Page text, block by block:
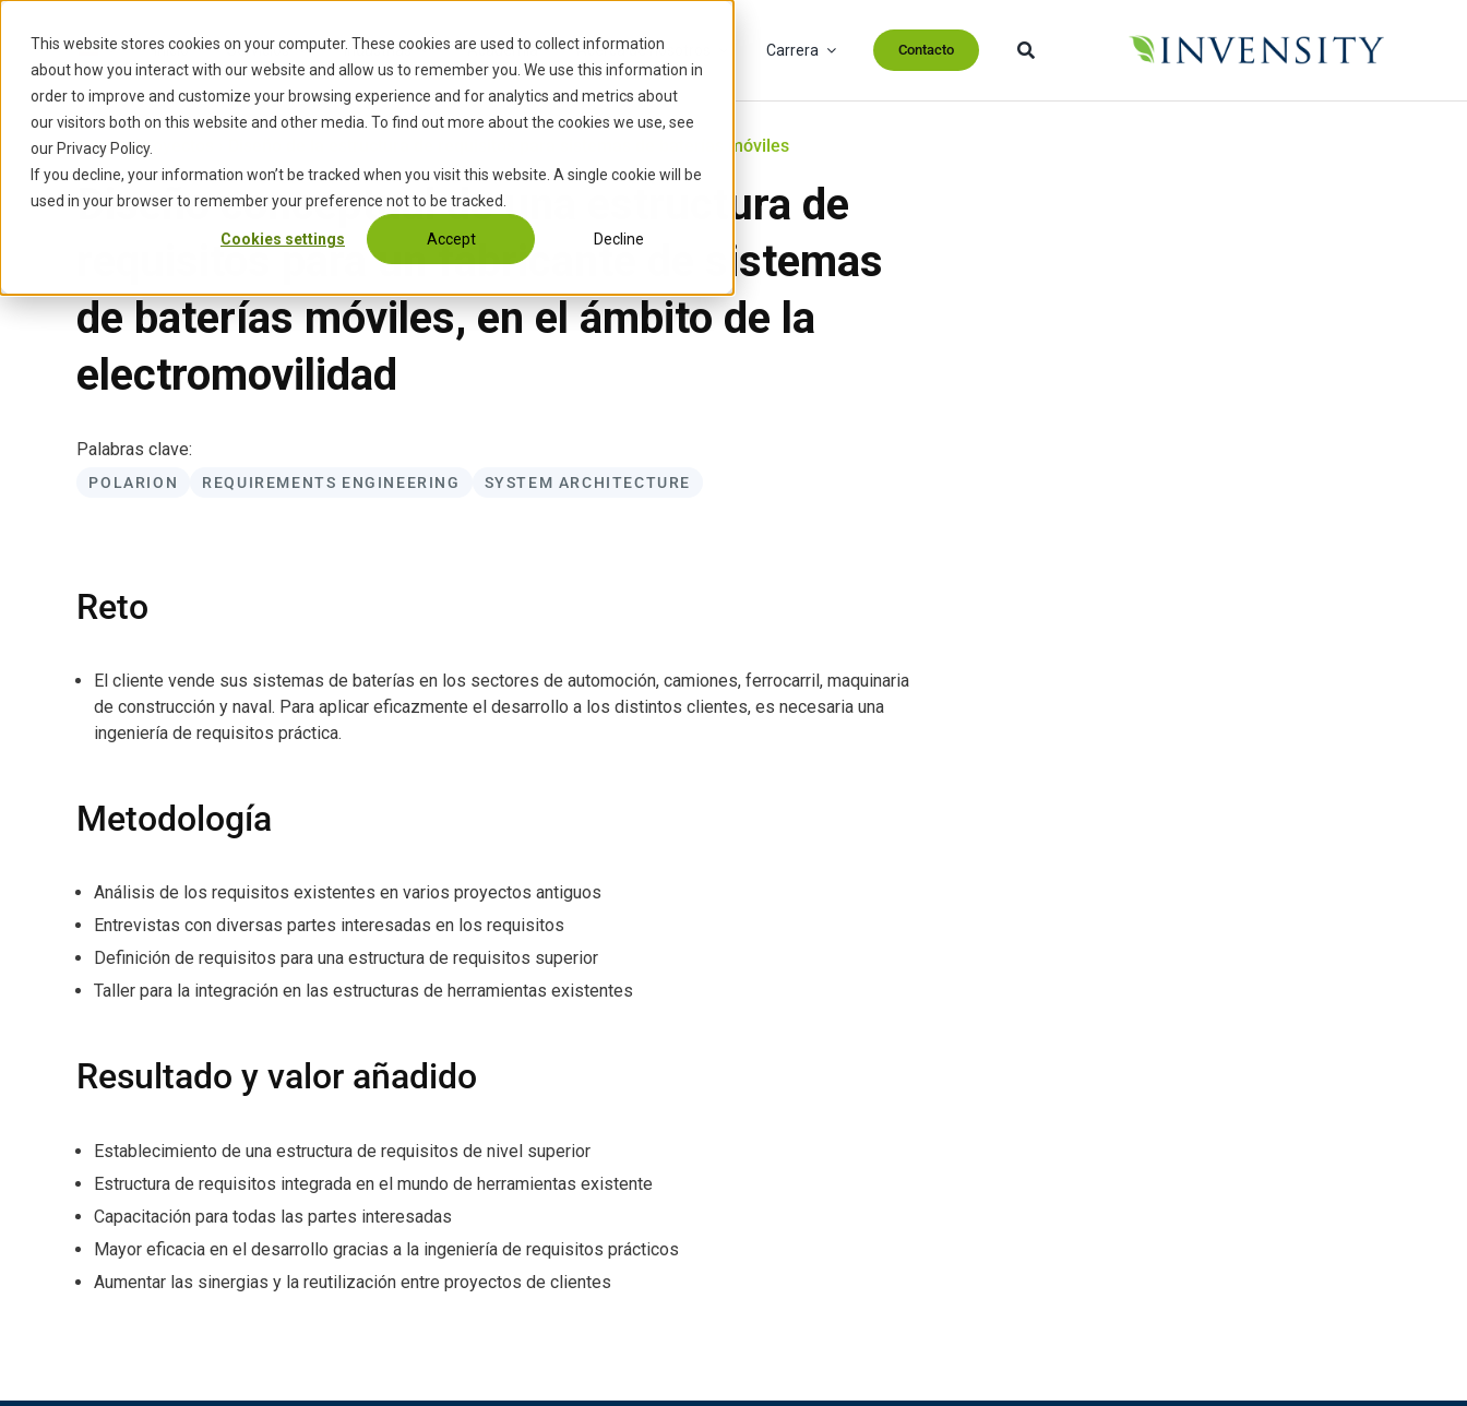
This website stores cookies on your computer. These cookies are used to collect information
about how you interact with our website and allow us to remember you. We use this information in
order to improve and customize your browsing experience and for analytics and metrics about
our visitors both on this website and other media. To find out more about the cookies we use, see
our Privacy Policy.
If you decline, your information won’t be tracked when you visit this website. A single cookie will be
used in your browser to remember your preference not to be tracked.
Cookies settings Accept Decline
n
Inicio Servicios Industrias Academia Acerca de nosotros Carrera Contacto
Inicio›Proyectos Diseño de la estructura de requisitos para sistemas de baterías móviles
Diseño conceptual de una estructura de
requisitos para un fabricante de sistemas
de baterías móviles, en el ámbito de la
electromovilidad
Palabras clave:
POLARION REQUIREMENTS ENGINEERING SYSTEM ARCHITECTURE
Reto
El cliente vende sus sistemas de baterías en los sectores de automoción, camiones, ferrocarril, maquinaria
de construcción y naval. Para aplicar eficazmente el desarrollo a los distintos clientes, es necesaria una
ingeniería de requisitos práctica.
Metodología
Análisis de los requisitos existentes en varios proyectos antiguos
Entrevistas con diversas partes interesadas en los requisitos
Definición de requisitos para una estructura de requisitos superior
Taller para la integración en las estructuras de herramientas existentes
Resultado y valor añadido
Establecimiento de una estructura de requisitos de nivel superior
Estructura de requisitos integrada en el mundo de herramientas existente
Capacitación para todas las partes interesadas
Mayor eficacia en el desarrollo gracias a la ingeniería de requisitos prácticos
Aumentar las sinergias y la reutilización entre proyectos de clientes